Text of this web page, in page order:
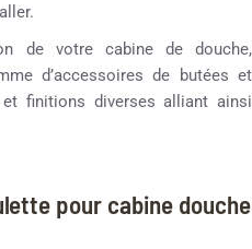
de votre cabine de douche,
d’accessoires de butées et
finitions diverses alliant ainsi
pour cabine douche